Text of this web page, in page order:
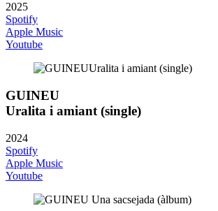
2025
Spotify
Apple Music
Youtube
GUINEU
Uralita i amiant (single)
2024
Spotify
Apple Music
Youtube